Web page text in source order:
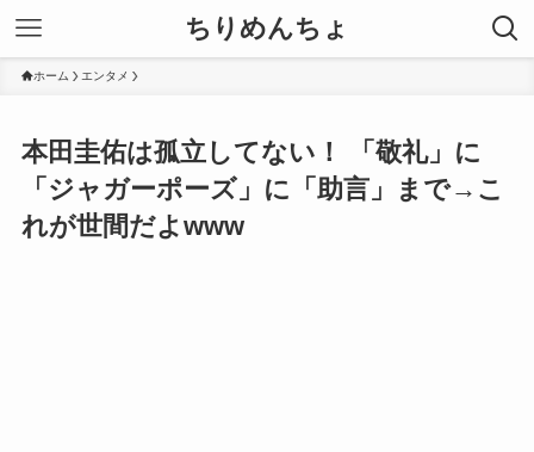
ちりめんちょ
ホーム エンタメ
本田圭佑は孤立してない！ 「敬礼」に
「ジャガーポーズ」に「助言」まで→こ
れが世間だよwww